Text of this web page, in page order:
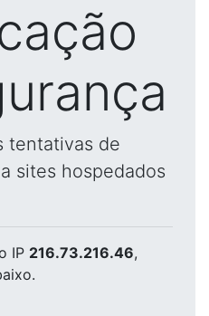
tentativas de
sites hospedados
IP 216.73.216.46,